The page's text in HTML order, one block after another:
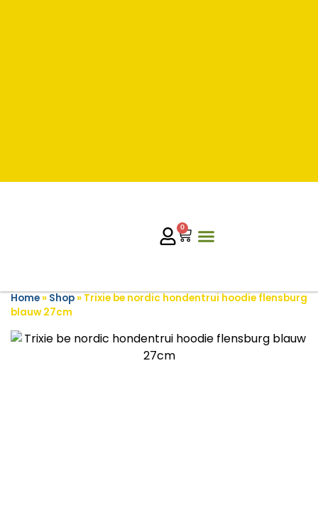
0
Home» Shop» Trixie be nordic hondentrui hoodie flensburg
blauw 27cm